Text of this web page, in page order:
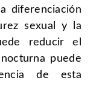
diferenciación
sexual y la
reducir el
puede
de esta